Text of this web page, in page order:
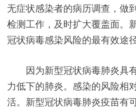
无症状感染者的病历调查，做
检测工作，及时扩大覆盖面。
冠状病毒感染风险的最有效途径
因为新型冠状病毒肺炎具
力低下的肺炎。感染的风险相
活。新型冠状病毒肺炎疫苗有